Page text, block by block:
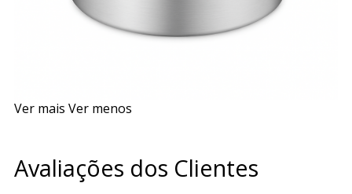
Ver mais Ver menos
Avaliações dos Clientes